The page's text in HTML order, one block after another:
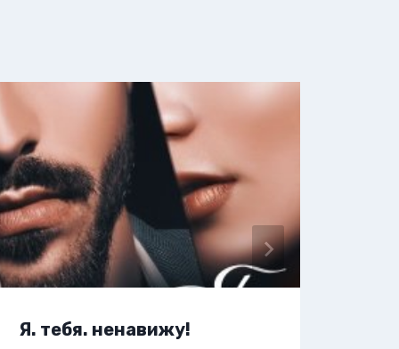
Я. тебя. ненавижу!